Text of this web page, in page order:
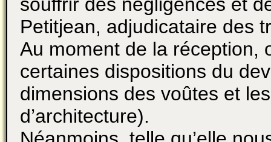
Petitjean, adjudicataire des
Au moment de la réception,
certaines dispositions du
dimensions des voûtes et
d’architecture).